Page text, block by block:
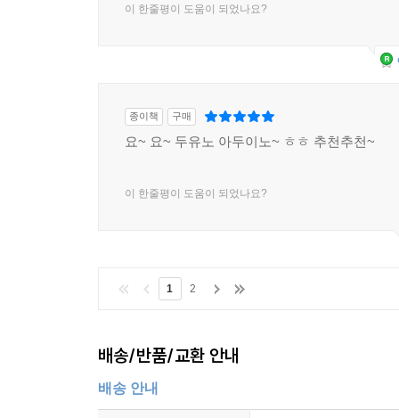
3.4 IC 칩을 사용한 7 세그먼트 디스플레이
A 이 책에서 사용한 전자 부품
B 이 책에서 사용한 전자 부품용 스케치 정리
C 탭 실드 소개
이 한줄평이 도움이 되었나요?
종이책 구매
요~ 요~ 두유노 아두이노~ ㅎㅎ 추천추천~
이 한줄평이 도움이 되었나요?
1 2
배송/반품/교환 안내
배송 안내